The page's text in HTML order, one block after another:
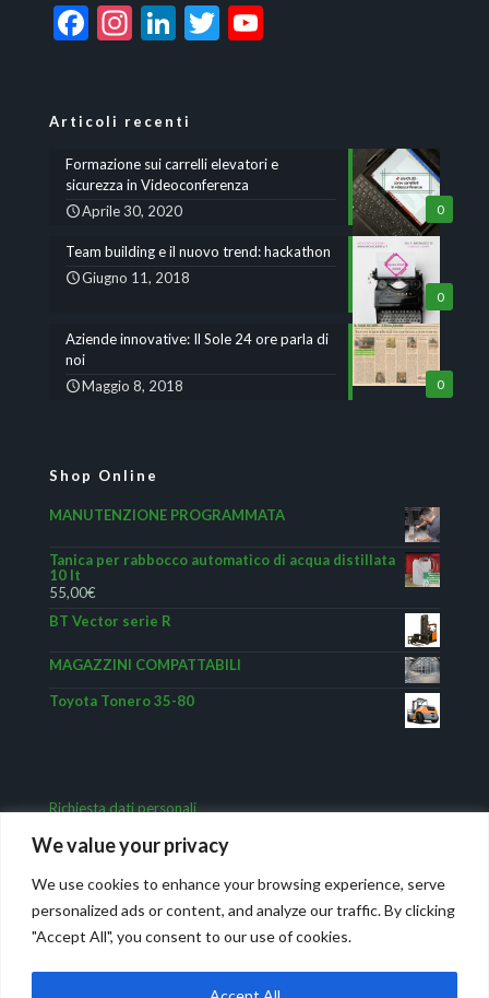
We value your privacy
We use cookies to enhance your browsing experience, serve
personalized ads or content, and analyze our traffic. By clicking
"Accept All", you consent to our use of cookies.
Facebook
Instagram
LinkedIn
Twitter
Articoli recenti
0
Formazione sui carrelli elevatori e
sicurezza in Videoconferenza
Aprile 30, 2020
0
Team building e il nuovo trend: hackathon
Giugno 11, 2018
0
Aziende innovative: Il Sole 24 ore parla di
noi
Maggio 8, 2018
Shop Online
MANUTENZIONE PROGRAMMATA
Tanica per rabbocco automatico di acqua distillata
10 lt
55,00€
BT Vector serie R
MAGAZZINI COMPATTABILI
Toyota Tonero 35-80
Richiesta dati personali